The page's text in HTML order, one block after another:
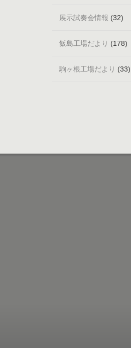
展示試奏会情報 (32)
飯島工場だより (178)
駒ヶ根工場だより (33)